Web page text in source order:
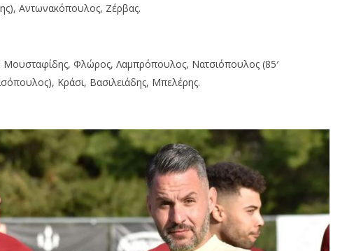
Αντωνακόπουλος, Ζέρβας.
Μουσταφίδης, Φλώρος, Λαμπρόπουλος, Νατσιόπουλος (85′
Κράσι, Βασιλειάδης, Μπελέρης.